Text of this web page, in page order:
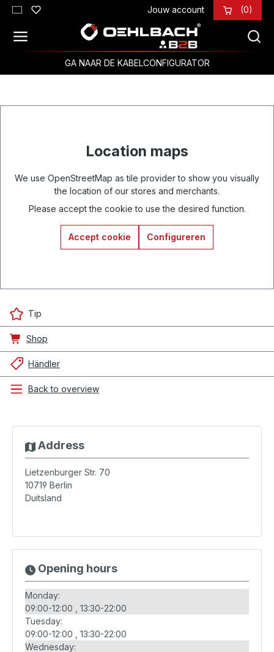
Ga naar de hoofdinhoud Jouw account (0)
GA NAAR DE KABELCONFIGURATOR
Location maps
We use OpenStreetMap as tile provider to show you visually
the location of our stores and merchants.
Please accept the cookie to use the desired function.
Accept cookie Configureren
Tip
Shop
Händler
Back to overview
Address
Lietzenburger Str. 70
10719 Berlin
Duitsland
Opening hours
Monday:
09:00-12:00
13:30-22:00
Tuesday:
09:00-12:00
13:30-22:00
Wednesday: